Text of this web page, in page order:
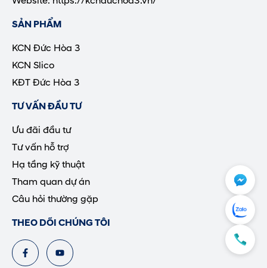
SẢN PHẨM
KCN Đức Hòa 3
KCN Slico
KĐT Đức Hòa 3
TƯ VẤN ĐẦU TƯ
Ưu đãi đầu tư
Tư vấn hỗ trợ
Hạ tầng kỹ thuật
Tham quan dự án
Câu hỏi thường gặp
THEO DÕI CHÚNG TÔI